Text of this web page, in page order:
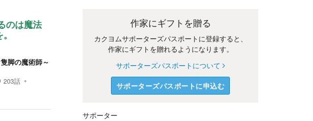
のは魔法
脚の魔術師～
203話
作家にギフトを贈る
カクヨムサポーターズパスポートに登録すると、
作家にギフトを贈れるようになります。
サポーターズパスポートについて
サポーターズパスポートに申込む
サポーター